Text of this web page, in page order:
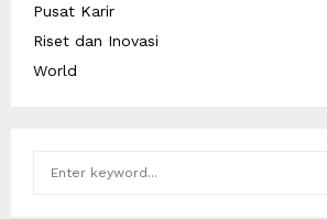
Pusat Karir
Riset dan Inovasi
World